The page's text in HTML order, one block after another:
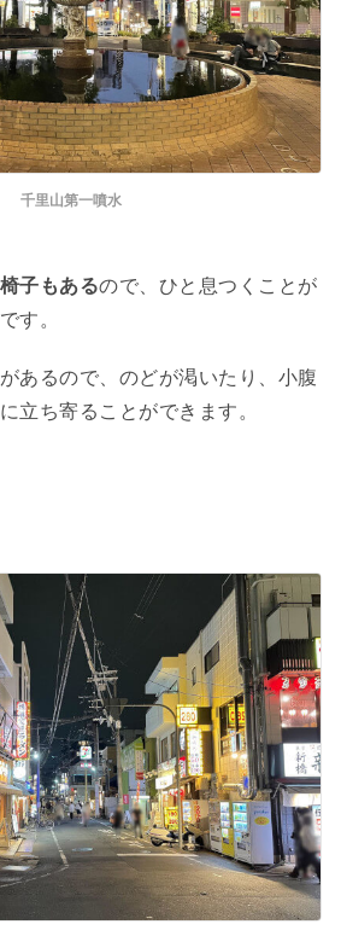
千里山第一噴水
子もあるので、ひと息つくことが
す。
あるので、のどが渇いたり、小腹
立ち寄ることができます。